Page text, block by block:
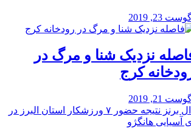
23, 2019
نزدیک شنا و مرگ در
کرج
21, 2019